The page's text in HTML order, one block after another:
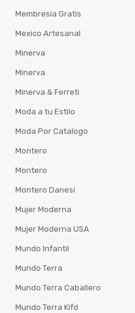
Membresia Gratis
Mexico Artesanal
Minerva
Minerva
Minerva & Ferreti
Moda a tu Estilo
Moda Por Catalogo
Montero
Montero
Montero Danesi
Mujer Moderna
Mujer Moderna USA
Mundo Infantil
Mundo Terra
Mundo Terra Caballero
Mundo Terra Kifd